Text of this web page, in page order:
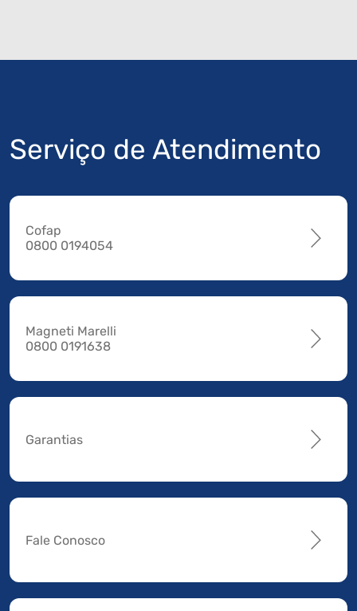
Serviço de Atendimento
Cofap
0800 0194054
Magneti Marelli
0800 0191638
Garantias
Fale Conosco